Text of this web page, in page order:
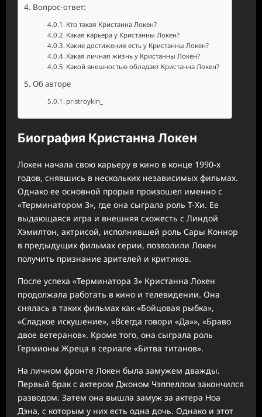
Вопрос-ответ:
Кто такая Кристанна Локен?
Какая карьера у Кристанны Локен?
Какие достижения есть у Кристанны Локен?
Какая личная жизнь у Кристанны Локен?
Какой внешностью обладает Кристанна Локен?
Об авторе
pristroykin_
Биография Кристанна Локен
Локен начала свою карьеру в кино в конце 1990-х
годов, снявшись в нескольких независимых фильмах.
Однако ее основной прорыв произошел именно с
«Терминатором 3», где она сыграла роль Т-Хи. Ее
выдающаяся игра и внешняя схожесть с Линдой
Хэмилтон, актрисой, исполнившей роль Сары Коннор
в предыдущих фильмах серии, позволили Локен
получить признание зрителей и критиков.
После успеха «Терминатора 3» Кристанна Локен
продолжала работать в кино и телевидении. Она
снялась в таких фильмах как «Бойцовая рыбка»,
«Сладкое искушение», «Всегда говори «Да»», «Браво
двое ветеранов». Кроме того, она сыграла роль
Гермионы Жреца в сериале «Битва титанов».
На личном фронте Локен была замужем дважды.
Первый брак с актером Джоном Чэппеллом закончился
разводом. Затем она вышла замуж за актера Ноа
Дэна, с которым у них есть одна дочь. Однако и этот